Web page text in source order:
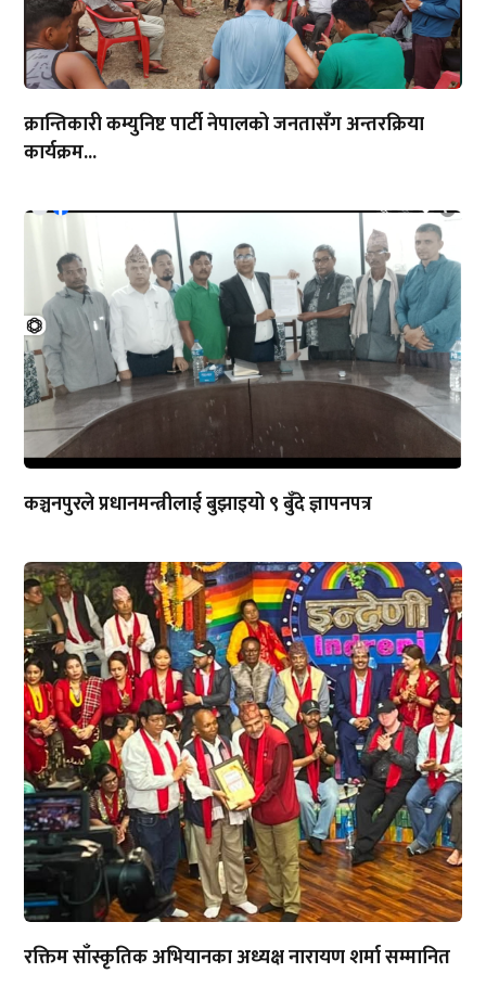
क्रान्तिकारी कम्युनिष्ट पार्टी नेपालको जनतासँग अन्तरक्रिया
कार्यक्रम...
कञ्चनपुरले प्रधानमन्त्रीलाई बुझाइयो ९ बुँदे ज्ञापनपत्र
रक्तिम साँस्कृतिक अभियानका अध्यक्ष नारायण शर्मा सम्मानित